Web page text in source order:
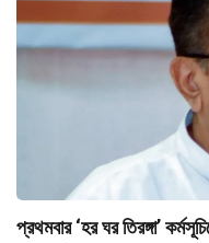
প্রথমবার ‘হর ঘর তিরঙ্গা’